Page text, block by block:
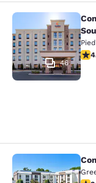
Comfort
46
Comfort